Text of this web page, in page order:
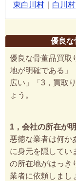
東白川村
白川村
優良な
優良な骨董品買取
地が明確である」
広い」「3，買取
ょう。
1，会社の所在が
悪徳な業者は何か
に身元を隠してい
の所在地がはっき
業者に依頼しまし